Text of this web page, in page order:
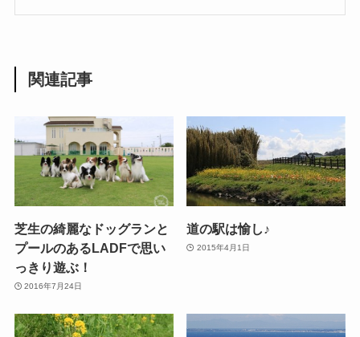
関連記事
芝生の綺麗なドッグランと
プールのあるLADFで思い
っきり遊ぶ！
2016年7月24日
道の駅は愉し♪
2015年4月1日